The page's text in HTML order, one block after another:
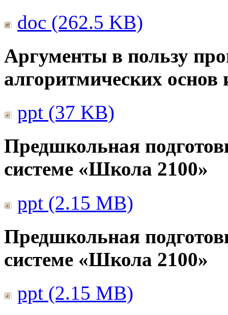
doc (262.5 KB)
Аргументы в пользу
алгоритмических
ppt (37 KB)
Предшкольная
системе «Школа 2100»
ppt (2.15 MB)
Предшкольная
системе «Школа 2100»
ppt (2.15 MB)